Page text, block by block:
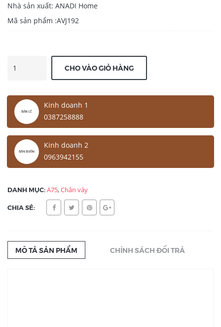
Nhà sản xuất: ANADI Home
Mã sản phẩm :AVJ192
CHO VÀO GIỎ HÀNG
Kinh doanh 1
0387258888
Kinh doanh 2
0963942155
DANH MỤC:A75,Chân váy
CHIA SẺ:
MÔ TẢ SẢN PHẨM CHÍNH SÁCH ĐỔI TRẢ